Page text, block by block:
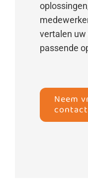
vertalen uw
passende
Neem